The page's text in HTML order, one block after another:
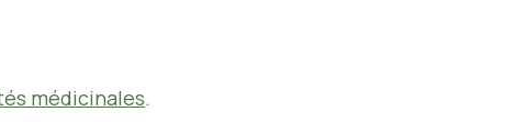
médicinales.